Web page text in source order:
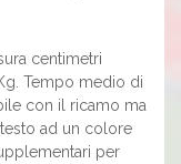
centimetri
Tempo medio di
con il ricamo ma
ad un colore
per